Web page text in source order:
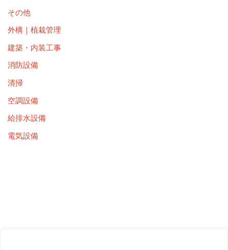
その他
外構｜植栽管理
建築・内装工事
消防設備
清掃
空調設備
給排水設備
電気設備